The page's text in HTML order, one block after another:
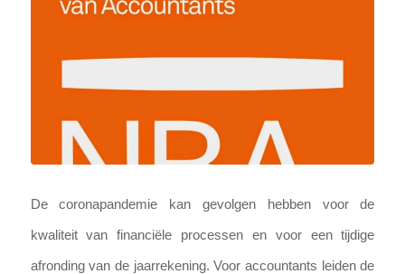
De coronapandemie kan gevolgen hebben voor de
kwaliteit van financiële processen en voor een tijdige
afronding van de jaarrekening. Voor accountants leiden de